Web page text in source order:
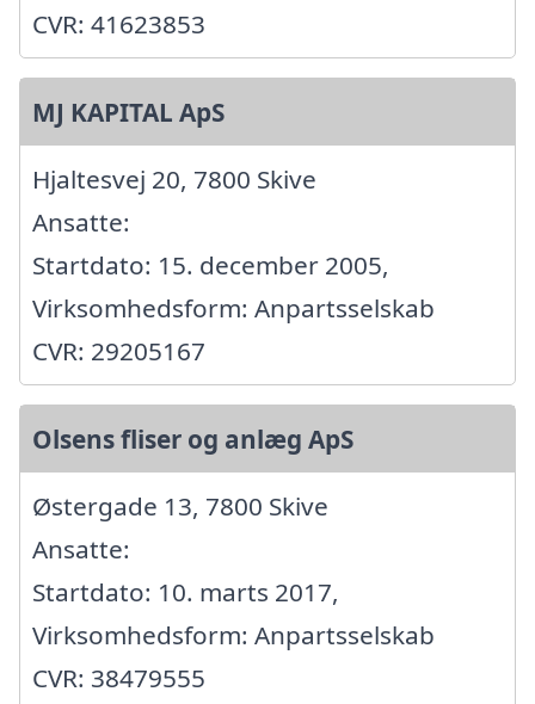
CVR: 41623853
MJ KAPITAL ApS
Hjaltesvej 20, 7800 Skive
Ansatte:
Startdato: 15. december 2005,
Virksomhedsform: Anpartsselskab
CVR: 29205167
Olsens fliser og anlæg ApS
Østergade 13, 7800 Skive
Ansatte:
Startdato: 10. marts 2017,
Virksomhedsform: Anpartsselskab
CVR: 38479555